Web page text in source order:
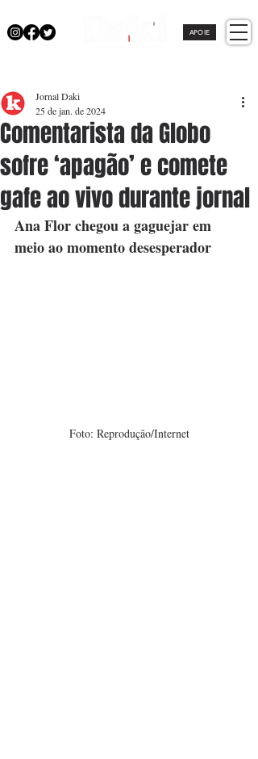
APOIE
Comentarista da Globo
sofre ‘apagão’ e comete
gafe ao vivo durante jornal
Jornal Daki
25 de jan. de 2024
Ana Flor chegou a gaguejar em
meio ao momento desesperador
Foto: Reprodução/Internet